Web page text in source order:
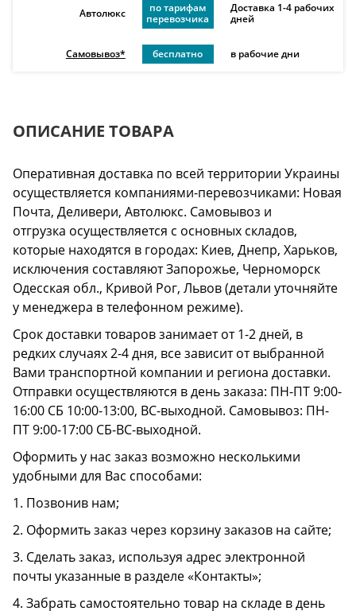
Автолюкс
по тарифам
перевозчика
Доставка 1-4 рабочих
дней
Самовывоз* бесплатно в рабочие дни
ОПИСАНИЕ ТОВАРА
Оперативная доставка по всей территории Украины
осуществляется компаниями-перевозчиками: Новая
Почта, Деливери, Автолюкс. Самовывоз и
отгрузка осуществляется с основных складов,
которые находятся в городах: Киев, Днепр, Харьков,
исключения составляют Запорожье, Черноморск
Одесская обл., Кривой Рог, Львов (детали уточняйте
у менеджера в телефонном режиме).
Срок доставки товаров занимает от 1-2 дней, в
редких случаях 2-4 дня, все зависит от выбранной
Вами транспортной компании и региона доставки.
Отправки осуществляются в день заказа: ПН-ПТ 9:00-
16:00 СБ 10:00-13:00, ВС-выходной. Самовывоз: ПН-
ПТ 9:00-17:00 СБ-ВС-выходной.
Оформить у нас заказ возможно несколькими
удобными для Вас способами:
1. Позвонив нам;
2. Оформить заказ через корзину заказов на сайте;
3. Сделать заказ, используя адрес электронной
почты указанные в разделе «Контакты»;
4. Забрать самостоятельно товар на складе в день